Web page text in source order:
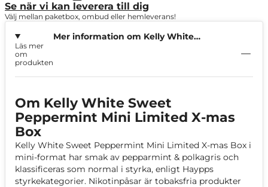
Se när vi kan leverera till dig
Välj mellan paketbox, ombud eller hemleverans!
Mer information om Kelly White
Läs mer
om
produkten
Om Kelly White Sweet
Peppermint Mini Limited X-mas
Box
Kelly White Sweet Peppermint Mini Limited X-mas Box i
mini-format har smak av pepparmint & polkagris och
klassificeras som normal i styrka, enligt Haypps
styrkekategorier. Nikotinpåsar är tobaksfria produkter